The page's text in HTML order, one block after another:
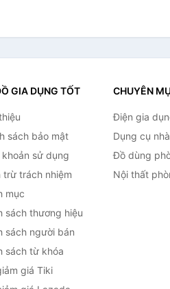
GIA DỤNG TỐT
sách bảo mật
sử dụng
trừ trách nhiệm
mục
sách thương hiệu
sách người bán
sách từ khóa
giá Tiki
CHUYÊN
Điện gia
Dụng cụ
Đồ dùng
Nội thất